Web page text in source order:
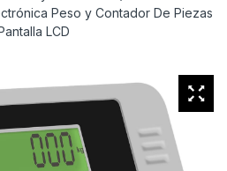
Peso y Contador De Piezas
LCD